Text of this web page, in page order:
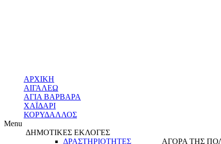
ΑΡΧΙΚΗ
ΑΙΓΑΛΕΩ
ΑΓΙΑ ΒΑΡΒΑΡΑ
ΧΑΪΔΑΡΙ
ΚΟΡΥΔΑΛΛΟΣ
Menu
ΔΗΜΟΤΙΚΕΣ ΕΚΛΟΓΕΣ
ΔΡΑΣΤΗΡΙΟΤΗΤΕΣ
ΑΓΟΡΑ ΤΗΣ